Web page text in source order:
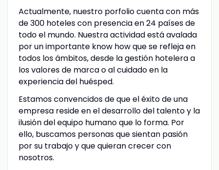
Actualmente, nuestro porfolio cuenta con más
de 300 hoteles con presencia en 24 países de
todo el mundo. Nuestra actividad está avalada
por un importante know how que se refleja en
todos los ámbitos, desde la gestión hotelera a
los valores de marca o al cuidado en la
experiencia del huésped.
Estamos convencidos de que el éxito de una
empresa reside en el desarrollo del talento y la
ilusión del equipo humano que lo forma. Por
ello, buscamos personas que sientan pasión
por su trabajo y que quieran crecer con
nosotros.